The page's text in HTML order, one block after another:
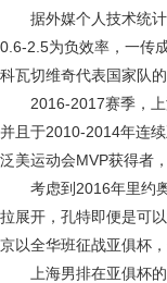
据外媒个人技术统计
0.6-2.5为负效率，一传
科瓦切维奇代表国家队
2016-2017赛季，上
并且于2010-2014年连
泛美运动会MVP获得者
考虑到2016年里约奥
拉展开，孔特即便是可
京以全华班征战亚俱杯
上海男排在亚俱杯的